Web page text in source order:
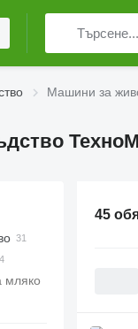
Машини за
мляко
45